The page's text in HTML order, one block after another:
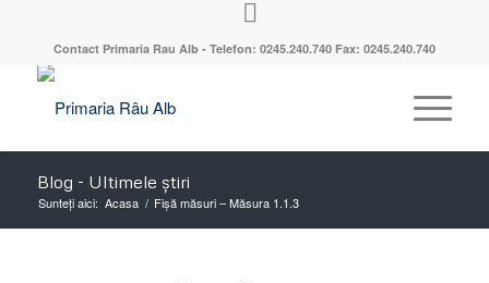
Contact Primaria Rau Alb - Telefon: 0245.240.740 Fax: 0245.240.740
Blog - Ultimele știri
Sunteți aici: Acasa / Fișă măsuri – Măsura 1.1.3